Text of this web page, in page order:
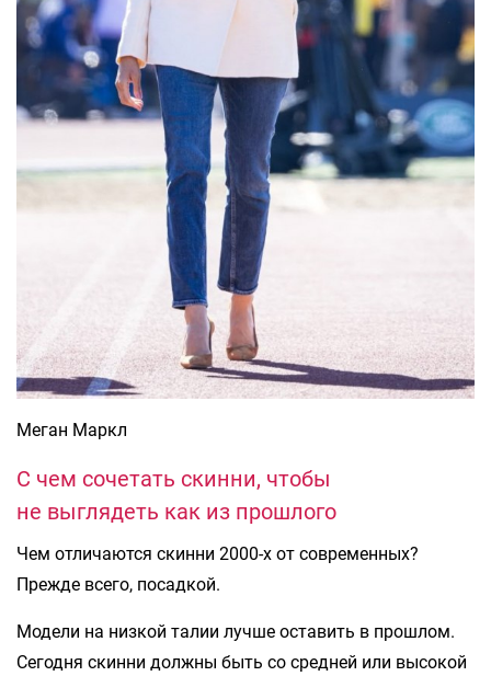
Меган Маркл
С чем сочетать скинни, чтобы
не выглядеть как из прошлого
Чем отличаются скинни 2000-х от современных?
Прежде всего, посадкой.
Модели на низкой талии лучше оставить в прошлом.
Сегодня скинни должны быть со средней или высокой